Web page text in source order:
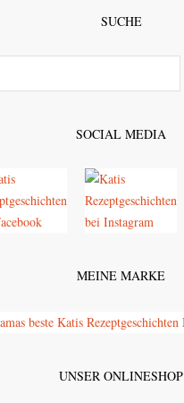
SUCHE
SOCIAL MEDIA
MEINE MARKE
UNSER ONLINESHOP